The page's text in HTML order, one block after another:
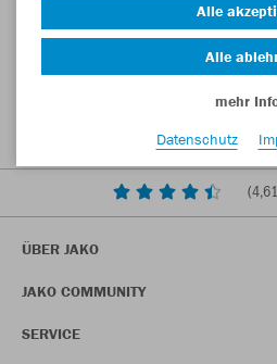
(4,61
ÜBER JAKO
JAKO COMMUNITY
SERVICE
Alle
Alle
mehr
Datenschutz